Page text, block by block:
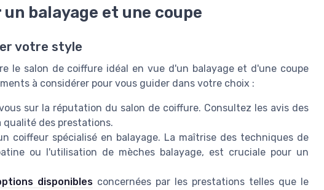
balayage et une coupe
votre style
le salon de coiffure idéal en vue d'un balayage et d'une coupe
à considérer pour vous guider dans votre choix :
sur la réputation du salon de coiffure. Consultez les avis des
qualité des prestations.
coiffeur spécialisé en balayage. La maîtrise des techniques de
ou l'utilisation de mèches balayage, est cruciale pour un
disponibles concernées par les prestations telles que le